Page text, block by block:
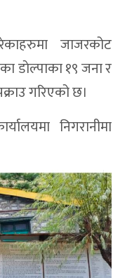
जाजरकोट
डाेल्पाका १९ जना र
गरिएको छ।
निगरानीमा